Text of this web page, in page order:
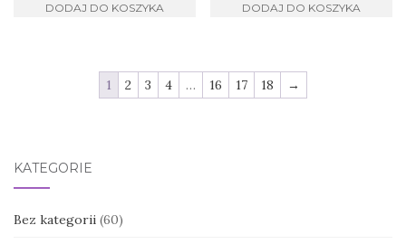
DODAJ DO KOSZYKA DODAJ DO KOSZYKA
1 2 3 4 … 16 17 18 →
KATEGORIE
Bez kategorii (60)